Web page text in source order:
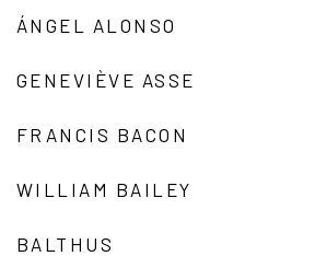
ÁNGEL ALONSO
GENEVIÈVE ASSE
FRANCIS BACON
WILLIAM BAILEY
BALTHUS